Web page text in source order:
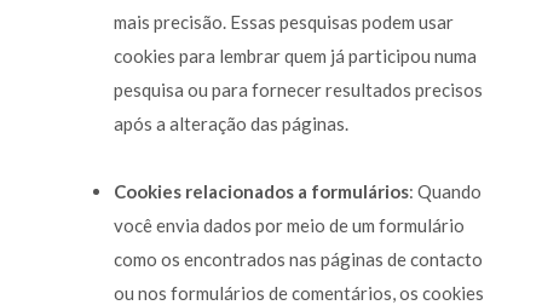
mais precisão. Essas pesquisas podem usar
cookies para lembrar quem já participou numa
pesquisa ou para fornecer resultados precisos
após a alteração das páginas.
Cookies relacionados a formulários: Quando
você envia dados por meio de um formulário
como os encontrados nas páginas de contacto
ou nos formulários de comentários, os cookies